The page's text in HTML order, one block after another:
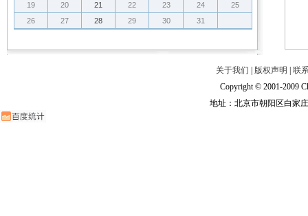
19
20 21 22 23 24
25
26
27 28 29 30 31
关于我们 版权声明
联
Copyright © 2001-2009
地址：北京市朝阳区白家